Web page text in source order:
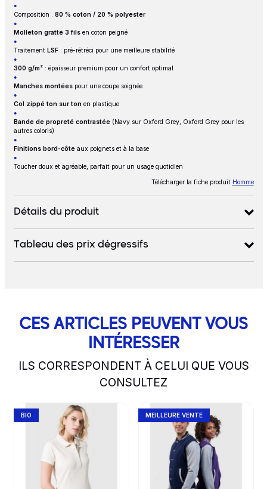
Composition : 80 % coton / 20 % polyester
Molleton gratté 3 filsen coton peigné
Traitement LSF: pré-rétréci pour une meilleure stabilité
300 g/m²: épaisseur premium pour un confort optimal
Manches montéespour une coupe soignée
Col zippé ton sur ton en plastique
Bande de propreté contrastée(Navy sur Oxford Grey, Oxford Grey pour les
autres coloris)
Finitions bord-côteaux poignets et à la base
Toucher doux et agréable, parfait pour un usage quotidien
Télécharger la fiche produit Homme
Détails du produit
Tableau des prix dégressifs
CES ARTICLES PEUVENT VOUS
INTÉRESSER
ILS CORRESPONDENT À CELUI QUE VOUS
CONSULTEZ
slide1 to 2 of 5
BIO
Go to product page MEILLEURE VENTE
Go to product page